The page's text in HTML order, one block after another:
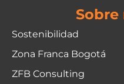
Sobre
Sostenibilidad
Zona Franca Bogotá
ZFB Consulting